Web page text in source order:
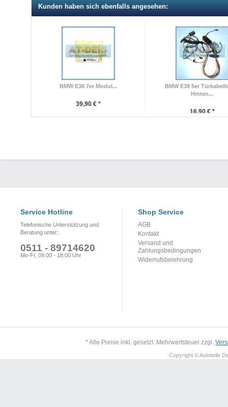
Kunden haben sich ebenfalls angesehen:
BMW E38 7er Modul...
39,90 € *
BMW E39 5er
Hinten...
16,90 € *
Service Hotline
Telefonische Unterstützung und
Beratung unter:
0511 - 89714620
Mo-Fr, 09:00 - 18:00 Uhr
Shop Service
AGB
Kontakt
Versand und
Zahlungsbedingungen
Widerrufsbelehrung
* Alle Preise inkl. gesetzl. Mehrwertsteuer zzgl.
Copyright © Autoteile